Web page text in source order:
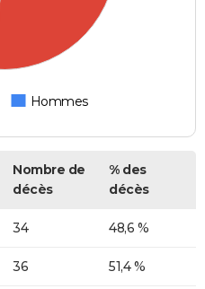
Hommes
Nombre de
décès
% des
décès
34 48,6 %
36 51,4 %